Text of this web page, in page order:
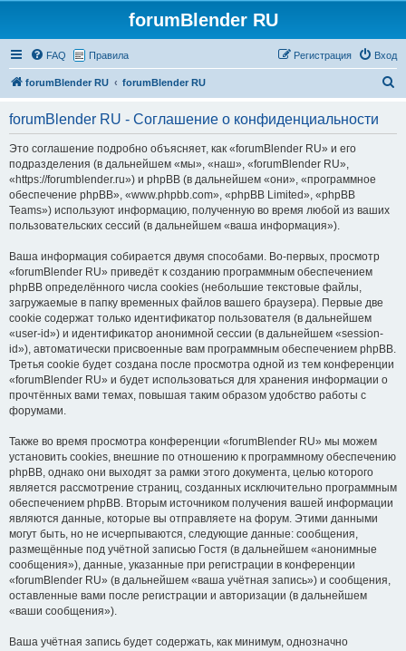
forumBlender RU
FAQ Правила Вход
Регистрация
forumBlender RU forumBlender RU
forumBlender RU - Соглашение о конфиденциальности
Это соглашение подробно объясняет, как «forumBlender RU» и его
подразделения (в дальнейшем «мы», «наш», «forumBlender RU»,
«https://forumblender.ru») и phpBB (в дальнейшем «они», «программное
обеспечение phpBB», «www.phpbb.com», «phpBB Limited», «phpBB
Teams») используют информацию, полученную во время любой из ваших
пользовательских сессий (в дальнейшем «ваша информация»).
Ваша информация собирается двумя способами. Во-первых, просмотр
«forumBlender RU» приведёт к созданию программным обеспечением
phpBB определённого числа cookies (небольшие текстовые файлы,
загружаемые в папку временных файлов вашего браузера). Первые две
cookie содержат только идентификатор пользователя (в дальнейшем
«user-id») и идентификатор анонимной сессии (в дальнейшем «session-
id»), автоматически присвоенные вам программным обеспечением phpBB.
Третья cookie будет создана после просмотра одной из тем конференции
«forumBlender RU» и будет использоваться для хранения информации о
прочтённых вами темах, повышая таким образом удобство работы с
форумами.
Также во время просмотра конференции «forumBlender RU» мы можем
установить cookies, внешние по отношению к программному обеспечению
phpBB, однако они выходят за рамки этого документа, целью которого
является рассмотрение страниц, созданных исключительно программным
обеспечением phpBB. Вторым источником получения вашей информации
являются данные, которые вы отправляете на форум. Этими данными
могут быть, но не исчерпываются, следующие данные: сообщения,
размещённые под учётной записью Гостя (в дальнейшем «анонимные
сообщения»), данные, указанные при регистрации в конференции
«forumBlender RU» (в дальнейшем «ваша учётная запись») и сообщения,
оставленные вами после регистрации и авторизации (в дальнейшем
«ваши сообщения»).
Ваша учётная запись будет содержать, как минимум, однозначно